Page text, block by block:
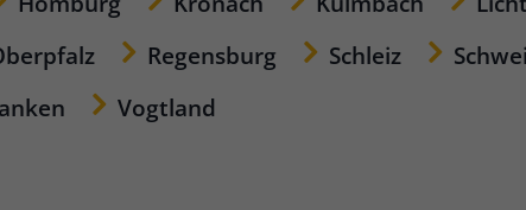
Regensburg Schleiz
Vogtland